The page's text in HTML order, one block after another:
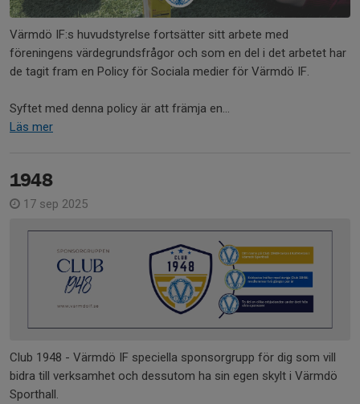
Värmdö IF:s huvudstyrelse fortsätter sitt arbete med
föreningens värdegrundsfrågor och som en del i det arbetet har
de tagit fram en Policy för Sociala medier för Värmdö IF.
Syftet med denna policy är att främja en...
Läs mer
1948
17 sep 2025
Club 1948 - Värmdö IF speciella sponsorgrupp för dig som vill
bidra till verksamhet och dessutom ha sin egen skylt i Värmdö
Sporthall.